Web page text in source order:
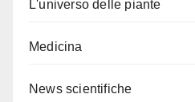
L'universo delle piante
Medicina
News scientifiche